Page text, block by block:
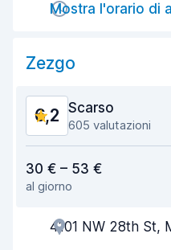
Rapidità della riconsegna
Mostra l'orario di
Zezgo
6,2 Scarso
605 valutazioni
Facile da trovare
Gentilezza degli agenti
30 € – 53 €
al giorno
4101 NW 28th St,